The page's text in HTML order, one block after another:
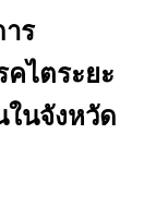
ร
คไตระยะ
ในจังหวัด